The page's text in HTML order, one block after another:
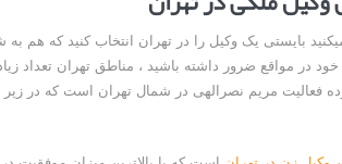
بایستی یک وکیل را در تهران انتخاب کنید که هم
در مواقع ضرور داشته باشید ، مناطق تهران تعداد
فعالیت مریم نصرالهی در شمال تهران است که در زیر